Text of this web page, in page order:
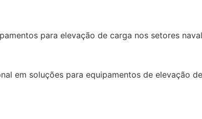
para elevação de carga nos setores
em soluções para equipamentos de elevação